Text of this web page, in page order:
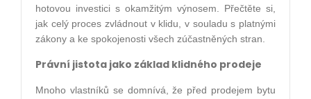
hotovou investici s okamžitým výnosem. Přečtěte si,
jak celý proces zvládnout v klidu, v souladu s platnými
zákony a ke spokojenosti všech zúčastněných stran.
Právní jistota jako základ klidného prodeje
Mnoho vlastníků se domnívá, že před prodejem bytu